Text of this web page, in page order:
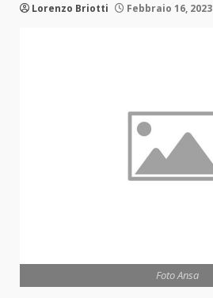
Lorenzo Briotti Febbraio 16, 2023
Foto Ansa